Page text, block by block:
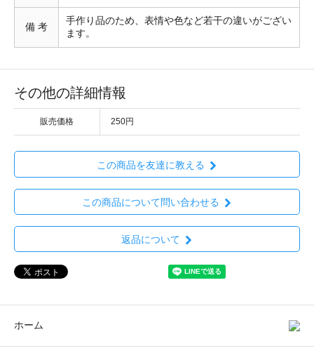
備 考
手作り品のため、表情や色など若干の違いがござい
ます。
その他の詳細情報
販売価格 250円
この商品を友達に教える
この商品について問い合わせる
返品について
ホーム